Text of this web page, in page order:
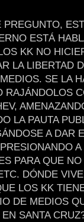
ESTÁ
KK NO
LA LIBERTAD
SE LA
RAJÁNDOLOS
LA PAUTA
A DAR
A
PARA QUE
DÓNDE
LOS KK
DE MEDIOS
SANTA